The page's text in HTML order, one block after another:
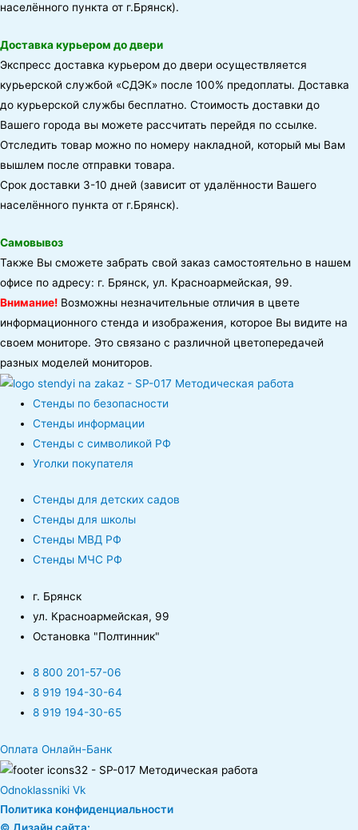
населённого пункта от г.Брянск).
Доставка курьером до двери
Экспресс доставка курьером до двери осуществляется
курьерской службой «СДЭК» после 100% предоплаты. Доставка
до курьерской службы бесплатно. Стоимость доставки до
Вашего города вы можете рассчитать перейдя по ссылке.
Отследить товар можно по номеру накладной, который мы Вам
вышлем после отправки товара.
Срок доставки 3-10 дней (зависит от удалённости Вашего
населённого пункта от г.Брянск).
Самовывоз
Также Вы сможете забрать свой заказ самостоятельно в нашем
офисе по адресу: г. Брянск, ул. Красноармейская, 99.
Внимание! Возможны незначительные отличия в цвете
информационного стенда и изображения, которое Вы видите на
своем мониторе. Это связано с различной цветопередачей
разных моделей мониторов.
Стенды по безопасности
Стенды информации
Стенды с символикой РФ
Уголки покупателя
Стенды для детских садов
Стенды для школы
Стенды МВД РФ
Стенды МЧС РФ
г. Брянск
ул. Красноармейская, 99
Остановка "Полтинник"
8 800 201-57-06
8 919 194-30-64
8 919 194-30-65
Оплата Онлайн-Банк
Odnoklassniki Vk
Политика конфиденциальности
© Дизайн сайта: